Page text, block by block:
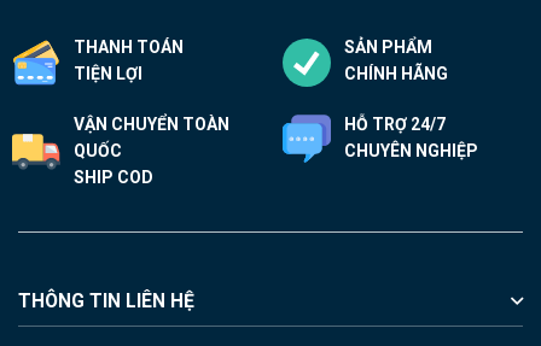
THANH TOÁN
TIỆN LỢI
SẢN PHẨM
CHÍNH HÃNG
VẬN CHUYỂN TOÀN
QUỐC
SHIP COD
HỖ TRỢ 24/7
CHUYÊN NGHIỆP
THÔNG TIN LIÊN HỆ